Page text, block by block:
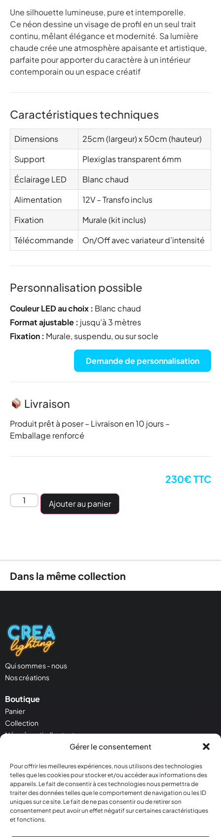
Gérer le consentement
Pour offrir les meilleures expériences, nous utilisons des technologies
telles que les cookies pour stocker et/ou accéder aux informations des
appareils. Le fait de consentir à ces technologies nous permettra de
traiter des données telles que le comportement de navigation ou les ID
uniques sur ce site. Le fait de ne pas consentir ou de retirer son
consentement peut avoir un effet négatif sur certaines caractéristiques
et fonctions.
Une silhouette lumineuse, pure et intemporelle.
Ce néon dessine un visage de profil en un seul trait
continu, mêlant élégance et modernité. Sa lumière
chaude crée une atmosphère apaisante et artistique,
parfaite pour apporter du caractère à un intérieur
contemporain ou un espace créatif
Caractéristiques techniques
Dimensions
25cm (largeur) x 50cm (hauteur)
Support
Plexiglas transparent 6mm
Éclairage LED
Blanc chaud
Alimentation
12V – Transfo inclus
Fixation
Murale (kit inclus)
Télécommande
On/Off avec variateur d’intensité
Personnalisation possible
Couleur LED au choix : Blanc chaud
Format ajustable : jusqu’à 3 mètres
Fixation : Murale, suspendu, ou sur socle
Demande de personnalisation
Livraison
Produit prêt à poser – Livraison en 10 jours –
Emballage renforcé
230€ TTC
Ajouter au panier
Dans la même collection
Qui sommes - nous
Nos créations
Boutique
Panier
Collection
Néon à partir d'un texte
Néon à partir d'une image
Service Client
Contactez - nous
Conditions générales de vente
Politique de cookies
Contact